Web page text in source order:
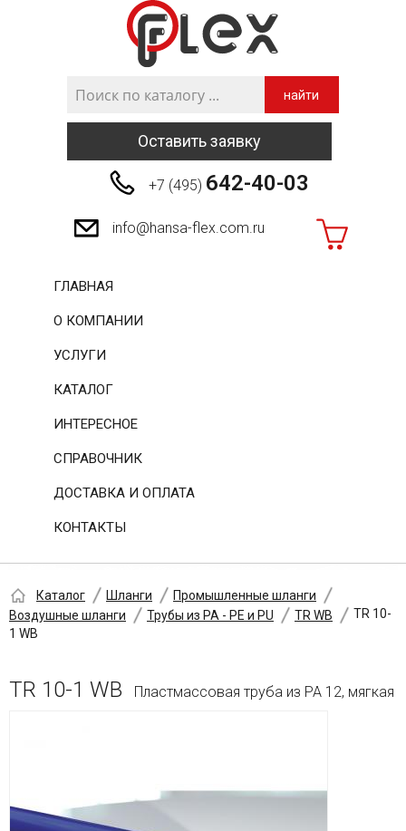
найти
Оставить заявку
+7 (495) 642-40-03
info@hansa-flex.com.ru
ГЛАВНАЯ
О КОМПАНИИ
УСЛУГИ
КАТАЛОГ
ИНТЕРЕСНОЕ
СПРАВОЧНИК
ДОСТАВКА И ОПЛАТА
КОНТАКТЫ
Каталог Шланги
Промышленные шланги
Воздушные шланги
Трубы из PA - PE и PU TR WB
TR 10-
1 WB
TR 10-1 WB Пластмассовая труба из PA 12, мягкая